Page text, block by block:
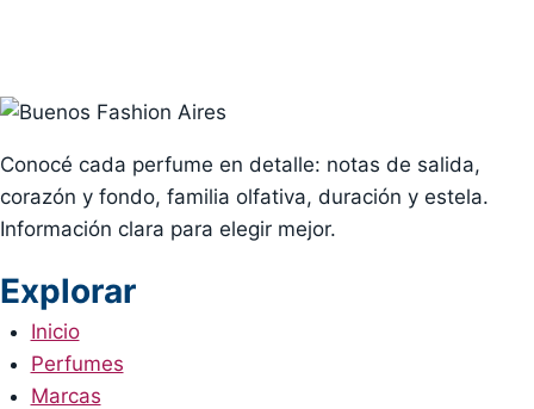
Conocé cada perfume en detalle: notas de salida,
corazón y fondo, familia olfativa, duración y estela.
Información clara para elegir mejor.
Explorar
Inicio
Perfumes
Marcas